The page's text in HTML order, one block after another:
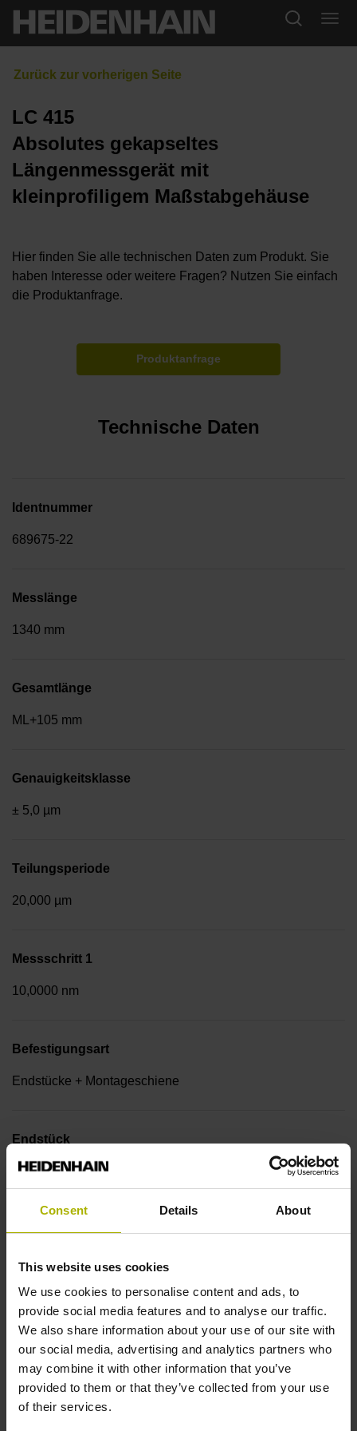
Consent Details About
This website uses cookies
We use cookies to personalise content and ads, to
provide social media features and to analyse our traffic.
We also share information about your use of our site with
our social media, advertising and analytics partners who
may combine it with other information that you’ve
provided to them or that they’ve collected from your use
of their services.
LC 415
Absolutes gekapseltes
Längenmessgerät mit
kleinprofiligem Maßstabgehäuse
Hier finden Sie alle technischen Daten zum Produkt. Sie
haben Interesse oder weitere Fragen? Nutzen Sie einfach
die Produktanfrage.
Produktanfrage
Technische Daten
Identnummer
689675-22
Messlänge
1340 mm
Gesamtlänge
ML+105 mm
Genauigkeitsklasse
± 5,0 µm
Teilungsperiode
20,000 µm
Messschritt 1
10,0000 nm
Befestigungsart
Endstücke + Montageschiene
Endstück
14A
Ausgangssignal
ohne Wertangabe
Ausgabecode
Dual
Datenschnittstelle